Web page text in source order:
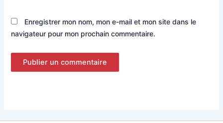
Enregistrer mon nom, mon e-mail et mon site dans le
navigateur pour mon prochain commentaire.